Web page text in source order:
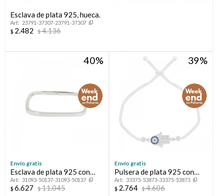
Esclava de plata 925, hueca.
23791-37307-23791-37307
$ 2.482 $4.136
40
Envío gratis
Esclava de plata 925 con
cierre de caja.
31093-50137-31093-50137
$ 6.627 $11.045
39
Envío gratis
Pulsera de plata 925 con
circonias, MANO DE
FATIMA.
33375-53873-33375-53873
$ 2.764 $4.606